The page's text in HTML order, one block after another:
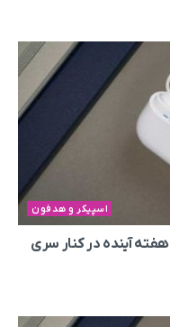
اسپیکر و هدفون
تأیید نهایی سامسونگ: گلکسی بادز ۴ هفته آینده در کنار سری